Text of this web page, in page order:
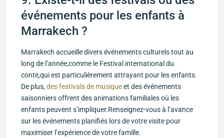
événements pour les⁢ enfants à
Marrakech ?
Marrakech accueille divers⁤ événements culturels tout au
long de l’année,comme le Festival international ​du
‌conte,qui est particulièrement attrayant pour les enfants.
De plus,des festivals de musiqueet des événements
saisonniers offrent des animations familiales où les‍
enfants peuvent s’impliquer.Renseignez-vous à l’avance
sur les événements planifiés lors ​de votre visite pour
maximiser l’expérience de votre famille.